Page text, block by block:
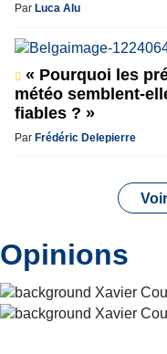
Par Luca Alu
« Pourquoi les
météo semblent-
fiables ? »
Par Frédéric Delepierre
Opinions